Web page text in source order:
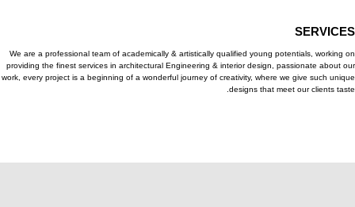
We are a professional team of academically & artistically qualified young potentials,
providing the finest services in architectural Engineering & interior design, passionate about
work, every project is a beginning of a wonderful journey of creativity, where we give such
designs that meet our clients